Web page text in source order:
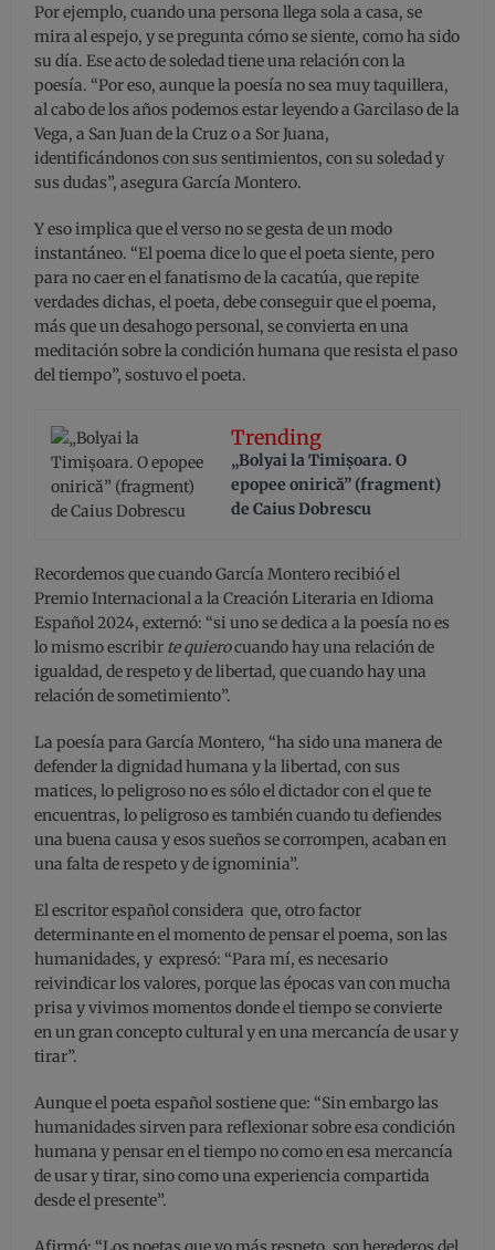
Por ejemplo, cuando una persona llega sola a casa, se
mira al espejo, y se pregunta cómo se siente, como ha sido
su día. Ese acto de soledad tiene una relación con la
poesía. “Por eso, aunque la poesía no sea muy taquillera,
al cabo de los años podemos estar leyendo a Garcilaso de la
Vega, a San Juan de la Cruz o a Sor Juana,
identificándonos con sus sentimientos, con su soledad y
sus dudas”, asegura García Montero.
Y eso implica que el verso no se gesta de un modo
instantáneo. “El poema dice lo que el poeta siente, pero
para no caer en el fanatismo de la cacatúa, que repite
verdades dichas, el poeta, debe conseguir que el poema,
más que un desahogo personal, se convierta en una
meditación sobre la condición humana que resista el paso
del tiempo”, sostuvo el poeta.
Trending
„Bolyai la Timișoara. O
epopee onirică” (fragment)
de Caius Dobrescu
Recordemos que cuando García Montero recibió el
Premio Internacional a la Creación Literaria en Idioma
Español 2024, externó: “si uno se dedica a la poesía no es
lo mismo escribir te quierocuando hay una relación de
igualdad, de respeto y de libertad, que cuando hay una
relación de sometimiento”.
La poesía para García Montero, “ha sido una manera de
defender la dignidad humana y la libertad, con sus
matices, lo peligroso no es sólo el dictador con el que te
encuentras, lo peligroso es también cuando tu defiendes
una buena causa y esos sueños se corrompen, acaban en
una falta de respeto y de ignominia”.
El escritor español considera que, otro factor
determinante en el momento de pensar el poema, son las
humanidades, y expresó: “Para mí, es necesario
reivindicar los valores, porque las épocas van con mucha
prisa y vivimos momentos donde el tiempo se convierte
en un gran concepto cultural y en una mercancía de usar y
tirar”.
Aunque el poeta español sostiene que: “Sin embargo las
humanidades sirven para reflexionar sobre esa condición
humana y pensar en el tiempo no como en esa mercancía
de usar y tirar, sino como una experiencia compartida
desde el presente”.